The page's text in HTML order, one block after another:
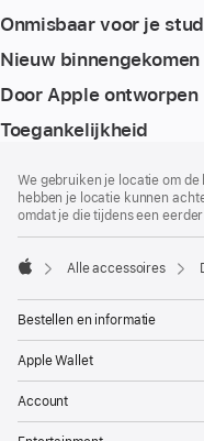
Onmisbaar voor je
Nieuw binnengekomen
Door Apple ontworpen
Toegankelijkheid
We gebruiken je locatie om
hebben je locatie kunnen
omdat je die tijdens een
Alle accessoires
Bestellen en informatie
Apple Wallet
Account